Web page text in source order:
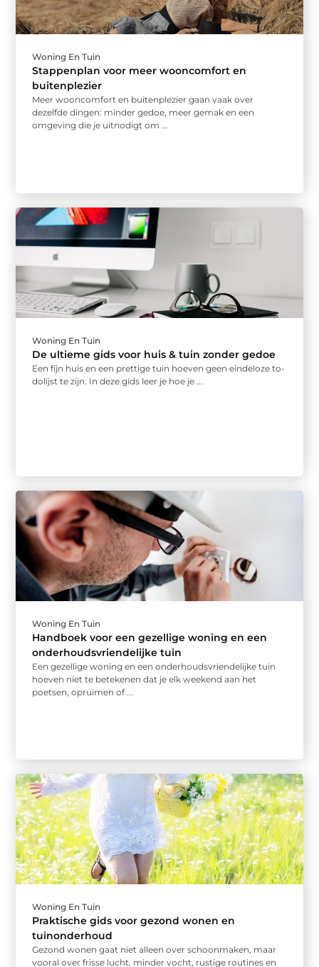
Woning En Tuin
Stappenplan voor meer wooncomfort en
buitenplezier
Meer wooncomfort en buitenplezier gaan vaak over
dezelfde dingen: minder gedoe, meer gemak en een
omgeving die je uitnodigt om ...
Woning En Tuin
De ultieme gids voor huis & tuin zonder gedoe
Een fijn huis en een prettige tuin hoeven geen eindeloze to-
dolijst te zijn. In deze gids leer je hoe je ...
Woning En Tuin
Handboek voor een gezellige woning en een
onderhoudsvriendelijke tuin
Een gezellige woning en een onderhoudsvriendelijke tuin
hoeven niet te betekenen dat je elk weekend aan het
poetsen, opruimen of ...
Woning En Tuin
Praktische gids voor gezond wonen en
tuinonderhoud
Gezond wonen gaat niet alleen over schoonmaken, maar
vooral over frisse lucht, minder vocht, rustige routines en